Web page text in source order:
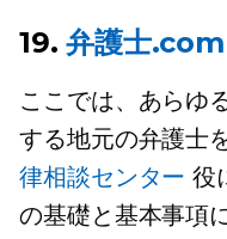
19.弁護士.com
ここでは、あらゆ
する地元の弁護士
律相談センター 役
の基礎と基本事項